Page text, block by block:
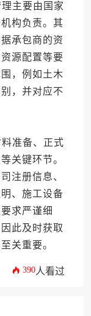
主要由国家
构负责。其
承包商的资
源配置等要
，例如土木
，并对应不
准备、正式
关键环节。
注册信息、
、施工设备
求严谨细
此及时获取
关重要。
390人看过